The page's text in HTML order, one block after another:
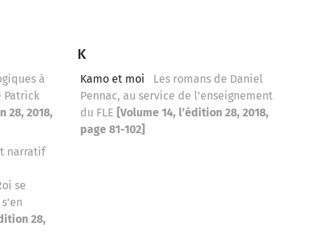
à
Patrick
28, 2018,
narratif
se
28,
K
Kamo et moi
Les romans de Daniel
Pennac, au service de l’enseignement
du FLE [Volume 14, l’édition 28, 2018,
page 81-102]